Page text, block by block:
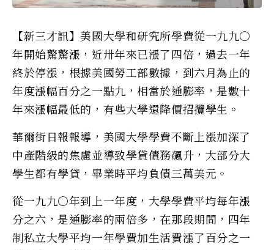
【新三才訊】美國大學和研究所學費從一九九○
年開始驚驚漲，近卅年來已漲了四倍，過去一年
終於停漲，根據美國勞工部數據，到六月為止的
年度漲幅百分之一點九，相當於通膨率，是數十
年來漲幅最低的，有些大學還降價招攬學生。
華爾街日報報導，美國大學學費不斷上漲加深了
中產階級的焦慮並導致學貸債務飆升，大部分大
學生都有學貸，畢業時平均負債三萬美元。
從一九九○年到上一年度，大學學費平均每年漲
分之六，是通膨率的兩倍多，在那段期間，四年
制私立大學平均一年學費加生活費漲了百分之一